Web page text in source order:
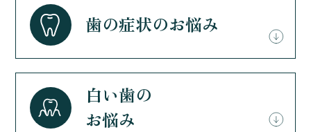
歯の症状のお悩み
白い歯の
お悩み